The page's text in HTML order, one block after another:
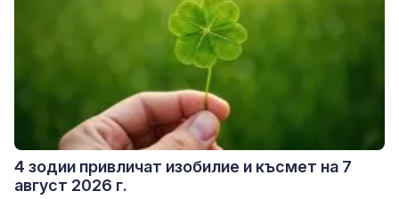
4 зодии привличат изобилие и късмет на 7
август 2026 г.